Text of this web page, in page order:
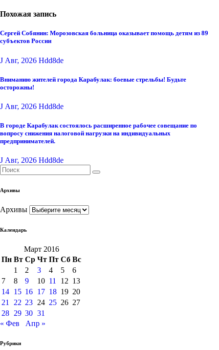
Похожая запись
Сергей Собянин: Морозовская больница оказывает помощь детям из 89
субъектов России
J Авг, 2026 Hdd8de
Вниманию жителей города Карабулак: боевые стрельбы! Будьте
осторожны!
J Авг, 2026 Hdd8de
В городе Карабулак состоялось расширенное рабочее совещание по
вопросу снижения налоговой нагрузки на индивидуальных
предпринимателей.
J Авг, 2026 Hdd8de
Архивы
Архивы
Календарь
Март 2016
Пн Вт Ср Чт Пт Сб Вс
1
2 3 4 5
6
7
8 9 10 11 12 13
14 15 16 17 18 19 20
21
22 23 24 25 26 27
28 29 30 31
« Фев
Апр »
Рубрики